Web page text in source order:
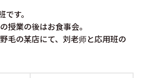
す。
授業の後はお食事会。
毛の某店にて、刘老师と応用班の